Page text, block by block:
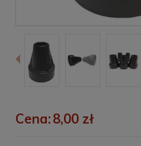
Cena:8,00 zł